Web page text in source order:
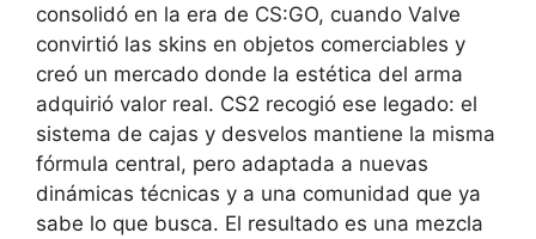
consolidó en la era de CS:GO, cuando Valve
convirtió las skins en objetos comerciables y
creó un mercado donde la estética del arma
adquirió valor real. CS2 recogió ese legado: el
sistema de cajas y desvelos mantiene la misma
fórmula central, pero adaptada a nuevas
dinámicas técnicas y a una comunidad que ya
sabe lo que busca. El resultado es una mezcla